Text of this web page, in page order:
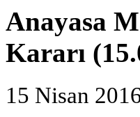
Anayasa
Kararı
15 Nisan